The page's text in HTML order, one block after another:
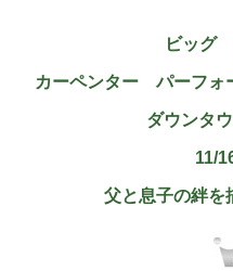
ビッグ
カーペンター パーフ
ダウンタ
11/
父と息子の絆を